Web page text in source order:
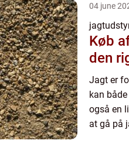
04 june
Køb
den
Jagt er
kan
også en
at gå på